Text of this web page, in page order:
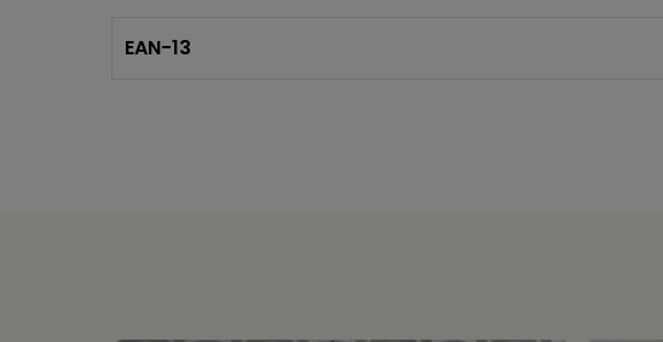
EAN-13